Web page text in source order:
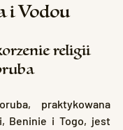
i Vodou
religii
Beninie i Togo, jest